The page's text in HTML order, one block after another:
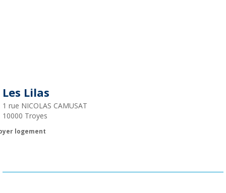
Les Lilas
1 rue NICOLAS CAMUSAT
10000 Troyes
logement